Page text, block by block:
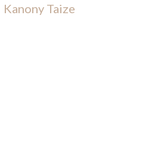
Kanony Taize